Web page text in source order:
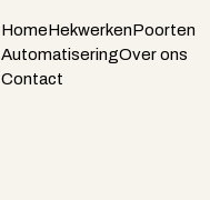
HomeHekwerkenPoorten
AutomatiseringOver ons
Contact